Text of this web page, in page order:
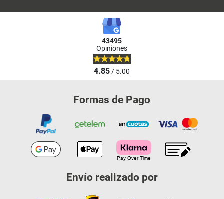
43495
Opiniones
4.85/ 5.00
Formas de Pago
Envío realizado por